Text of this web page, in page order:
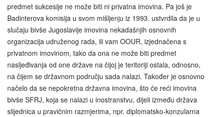
predmet sukcesije ne može biti ni privatna imovina. Pa još je
Badinterova komisija u svom mišljenju iz 1993. ustvrdila da je u
slučaju bivše Jugoslavije imovina nekadašnjih osnovnih
organizacija udruženog rada, ili vam OOUR, izjednačena s
privatnom imovinom, tako da ona ne može biti predmet
nasljeđivanja od one države na čijoj je teritoriji ostala, odnosno,
na čijem se državnom području sada nalazi. Također je osnovno
načelo da se nepokretna državna imovina, što će reći imovina
bivše SFRJ, koja se nalazi u inostranstvu, dijeli između država
slijednica u pravičnim razmjerima, npr. diplomatsko-konzularna